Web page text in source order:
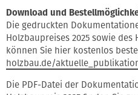
Download und
Die gedruckten
Holzbaupreises 2025 sowie des
können Sie hier kostenlos
holzbau.de/
Die PDF-Datei der